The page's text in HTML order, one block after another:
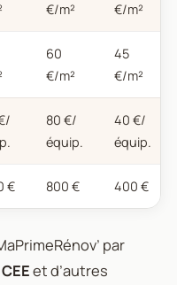
€/m²
€/m²
60
€/m²
45
€/m²
80 €/
équip.
40 €/
équip.
€ 800 € 400 €
par
CEEet d’autres